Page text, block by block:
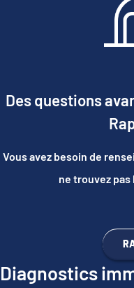
Des questions
Vous avez besoin de
ne trouvez
Diagnostics